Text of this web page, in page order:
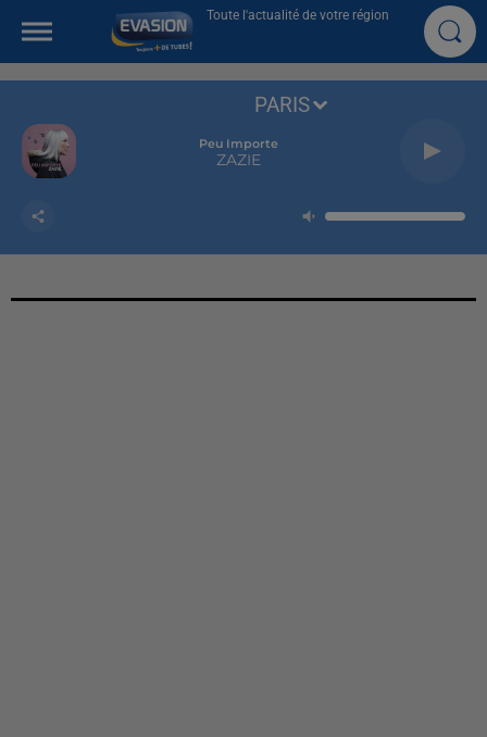
Toute l'actualité de votre région
Peu Importe
ZAZIE
PARIS